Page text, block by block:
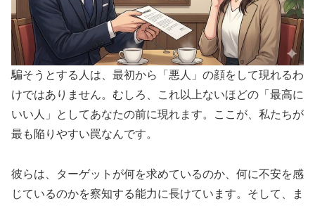
騙そうとする人は、最初から「悪人」の顔をして現れるわ
けではありません。むしろ、これ以上ないほどの「最高に
いい人」としてあなたの前に現れます。ここが、私たちが
最も陥りやすい罠なんです。
彼らは、ターゲットが何を求めているのか、何に不安を感
じているのかを察知する能力に長けています。そして、ま